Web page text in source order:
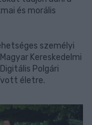
és morális
személyi
Kereskedelmi
Polgári
életre.